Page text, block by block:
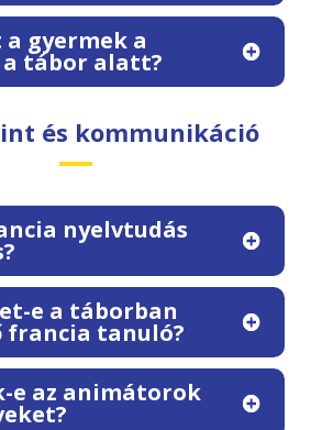
a gyermek a
tábor alatt?
és kommunikáció
nyelvtudás
e a táborban
francia tanuló?
e az animátorok